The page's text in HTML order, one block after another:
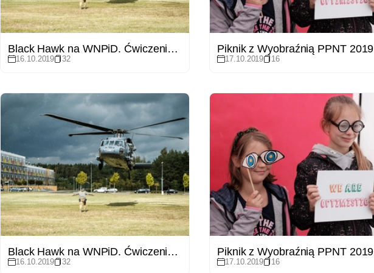
Black Hawk na WNPiD. Ćwiczenia wielkopolskiej policji
16.10.2019 32
Piknik z Wyobraźnią PPNT 2019
17.10.2019 16
Black Hawk na WNPiD. Ćwiczenia wielkopolskiej policji
16.10.2019 32
Piknik z Wyobraźnią PPNT 2019
17.10.2019 16